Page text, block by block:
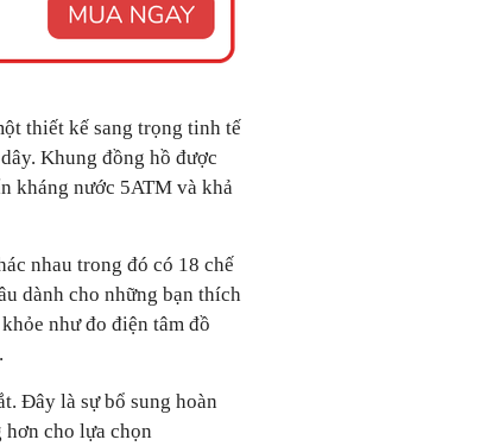
thiết kế sang trọng tinh tế
Khung đồng hồ được
kháng nước 5ATM và khả
nhau trong đó có 18 chế
dành cho những bạn thích
như đo điện tâm đồ
Đây là sự bổ sung hoàn
cho lựa chọn